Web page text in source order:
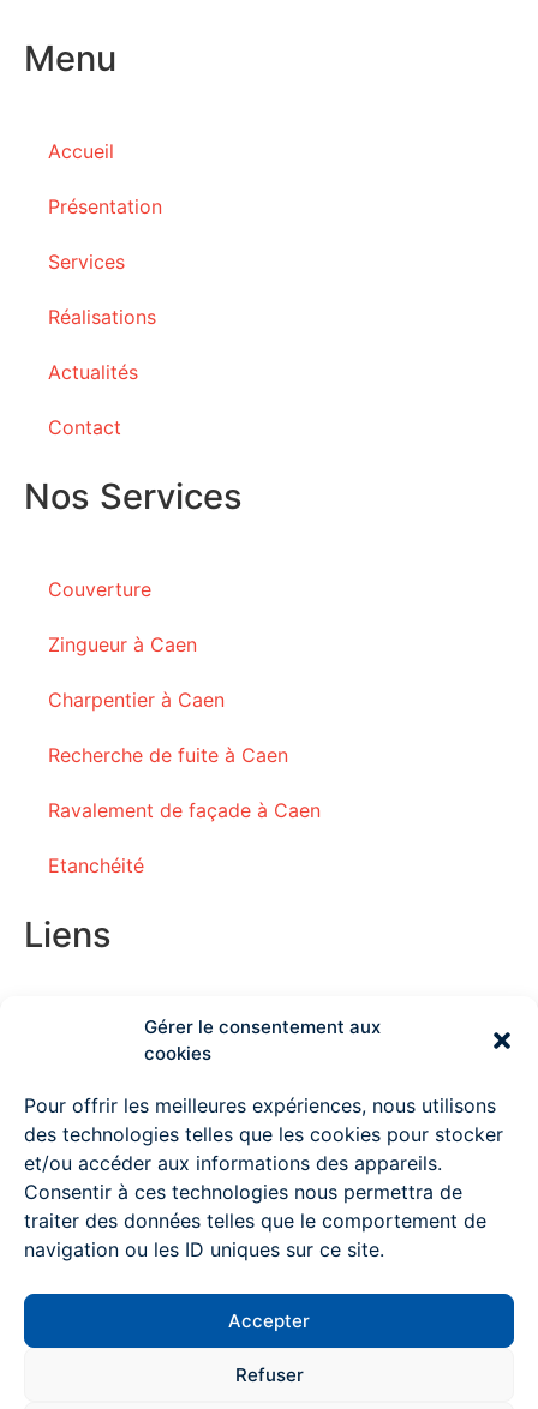
Gérer le consentement aux
cookies
Pour offrir les meilleures expériences, nous utilisons
des technologies telles que les cookies pour stocker
et/ou accéder aux informations des appareils.
Consentir à ces technologies nous permettra de
traiter des données telles que le comportement de
navigation ou les ID uniques sur ce site.
Accepter
Refuser
Menu
Accueil
Présentation
Services
Réalisations
Actualités
Contact
Nos Services
Couverture
Zingueur à Caen
Charpentier à Caen
Recherche de fuite à Caen
Ravalement de façade à Caen
Etanchéité
Liens
Couvreur Deauville
Couvreur Ouistreham
Couvreur à Pont l’Evêque
Couvreur Mondeville
Contactez-nous